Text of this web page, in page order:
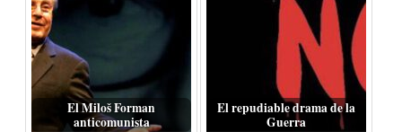
El Miloš Forman
anticomunista
El repudiable drama de la
Guerra